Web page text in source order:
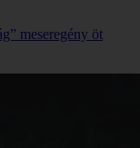
meseregény öt